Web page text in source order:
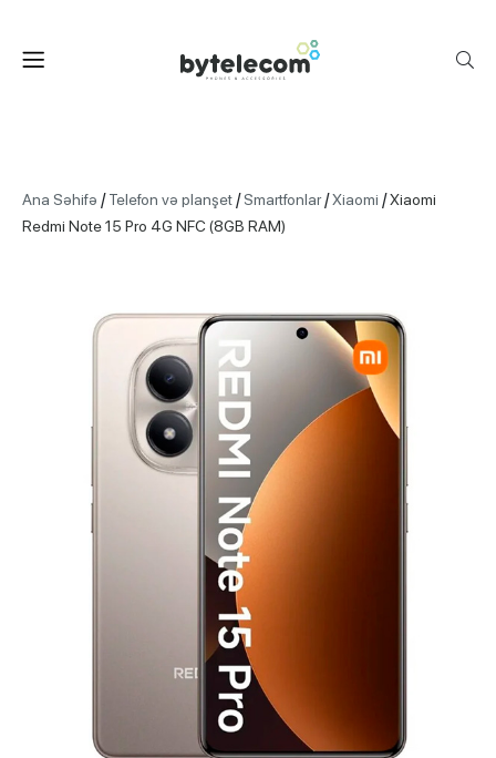
Ana Səhifə / Telefon və planşet/Smartfonlar/Xiaomi /Xiaomi
Redmi Note 15 Pro 4G NFC (8GB RAM)